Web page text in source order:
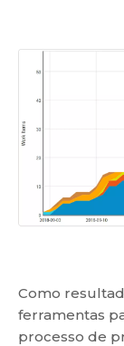
Como
ferramentas
processo de